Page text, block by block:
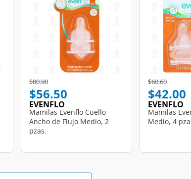
Price reduced from
$80.90to
$56.50
EVENFLO
Mamilas Evenflo Cuello
Ancho de Flujo Medio, 2
pzas.
Price reduced
$60.60to
$42.00
EVENFLO
Mamilas
Medio, 4